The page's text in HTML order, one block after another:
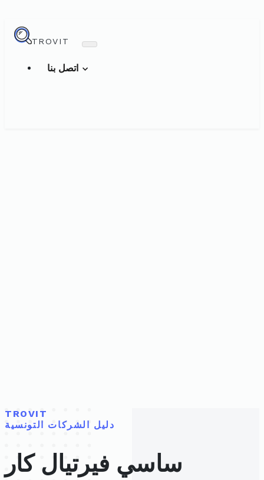
TROVIT
TROVIT
دليل الشركات التونسية
ساسي فيرتيال كار